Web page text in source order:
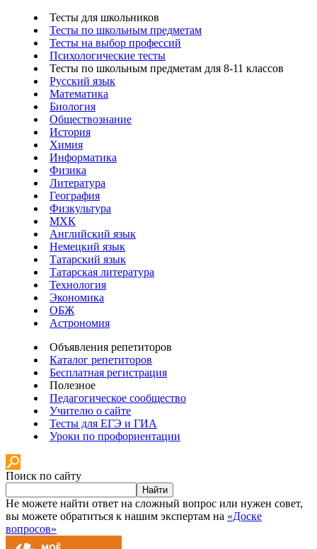
Тесты для школьников
Тесты по школьным предметам
Тесты на выбор профессий
Психологические тесты
Тесты по школьным предметам для 8-11 классов
Русский язык
Математика
Биология
Обществознание
История
Химия
Информатика
Физика
Литература
География
Физкультура
МХК
Английский язык
Немецкий язык
Татарский язык
Татарская литература
Технология
Экономика
ОБЖ
Астрономия
Объявления репетиторов
Каталог репетиторов
Бесплатная регистрация
Полезное
Педагогическое сообщество
Учителю о сайте
Тесты для ЕГЭ и ГИА
Уроки по профориентации
Поиск по сайту
Найти
Не можете найти ответ на сложный вопрос или нужен совет,
вы можете обратиться к нашим экспертам на «Доске
вопросов»